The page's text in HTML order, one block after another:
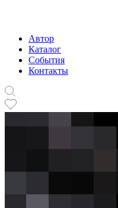
Автор
Каталог
События
Контакты